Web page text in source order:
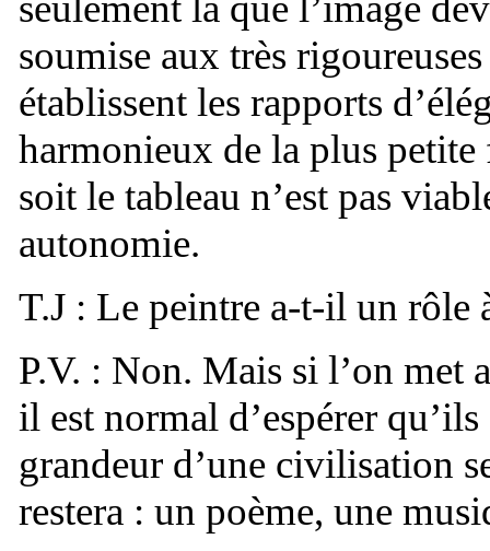
soumise aux très
établissent les rapports
harmonieux de la plus
soit le tableau n’est pas
autonomie.
T.J : Le peintre a-t-il un rôle
P.V. : Non. Mais si l’on met
il est normal d’espérer
grandeur d’une civilisation
restera : un poème, une